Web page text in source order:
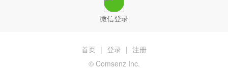
微信登录
首页 | 登录 | 注册
© Comsenz Inc.